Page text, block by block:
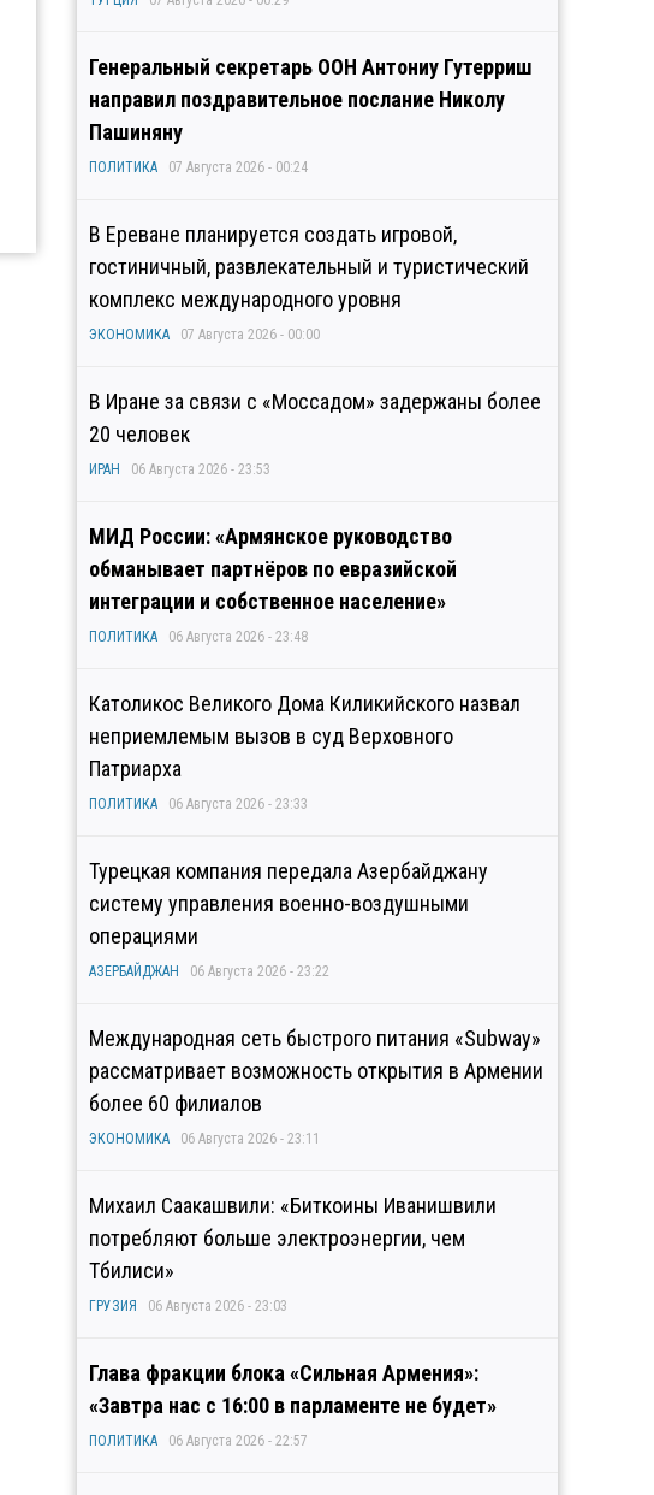
Генеральный секретарь ООН Антониу Гутерриш
направил поздравительное послание Николу
Пашиняну
ПОЛИТИКА 07 Августа 2026 - 00:24
В Ереване планируется создать игровой,
гостиничный, развлекательный и туристический
комплекс международного уровня
ЭКОНОМИКА 07 Августа 2026 - 00:00
В Иране за связи с «Моссадом» задержаны более
20 человек
ИРАН 06 Августа 2026 - 23:53
МИД России: «Армянское руководство
обманывает партнёров по евразийской
интеграции и собственное население»
ПОЛИТИКА 06 Августа 2026 - 23:48
Католикос Великого Дома Киликийского назвал
неприемлемым вызов в суд Верховного
Патриарха
ПОЛИТИКА 06 Августа 2026 - 23:33
Турецкая компания передала Азербайджану
систему управления военно-воздушными
операциями
АЗЕРБАЙДЖАН 06 Августа 2026 - 23:22
Международная сеть быстрого питания «Subway»
рассматривает возможность открытия в Армении
более 60 филиалов
ЭКОНОМИКА 06 Августа 2026 - 23:11
Михаил Саакашвили: «Биткоины Иванишвили
потребляют больше электроэнергии, чем
Тбилиси»
ГРУЗИЯ 06 Августа 2026 - 23:03
Глава фракции блока «Сильная Армения»:
«Завтра нас с 16:00 в парламенте не будет»
ПОЛИТИКА 06 Августа 2026 - 22:57